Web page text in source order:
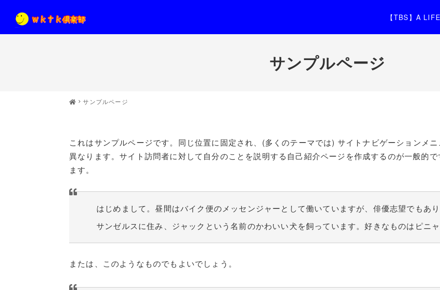
【TBS】A
サンプルページ
サンプルページ
これはサンプルページです。同じ位置に固定され、(多くのテーマでは) サイトナビゲーションメ
異なります。サイト訪問者に対して自分のことを説明する自己紹介ページを作成するのが一般的
ます。
はじめまして。昼間はバイク便のメッセンジャーとして働いていますが、俳優志望でもあ
サンゼルスに住み、ジャックという名前のかわいい犬を飼っています。好きなものはピニ
または、このようなものでもよいでしょう。